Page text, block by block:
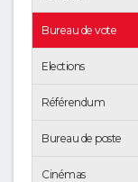
Bureau de vote
Elections
Référendum
Bureau de poste
Cinémas